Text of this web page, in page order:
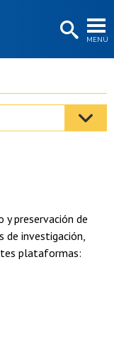
MENÚ
y preservación de
de investigación,
plataformas: